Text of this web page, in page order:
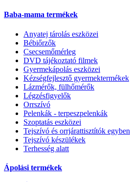
Baba-mama termékek
Anyatej tárolás eszközei
Bébiőrzők
Csecsemőmérleg
DVD tájékoztató filmek
Gyermekápolás eszközei
Kézségfejlesztő gyermektermékek
Lázmérők, fülhőmérők
Légzésfigyelők
Orrszívó
Pelenkák - terpeszpelenkák
Szoptatás eszközei
Tejszívó és orrjárattisztítók egyben
Tejszívó készülékek
Terhesség alatt
Ápolási termékek